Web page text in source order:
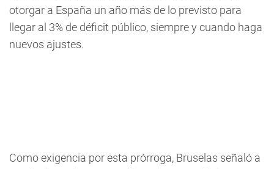
otorgar a España un año más de lo previsto para
llegar al 3% de déficit público, siempre y cuando haga
nuevos ajustes.
Como exigencia por esta prórroga, Bruselas señaló a